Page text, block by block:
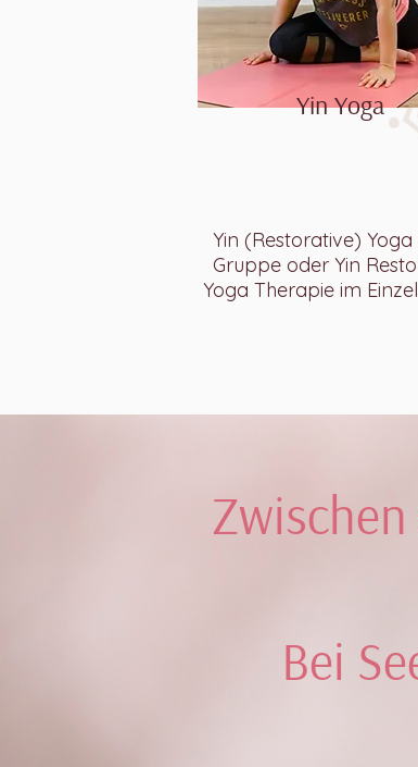
Yin Yoga
Yin (Restorative)
Gruppe oder Yin
Yoga Therapie im
Bei